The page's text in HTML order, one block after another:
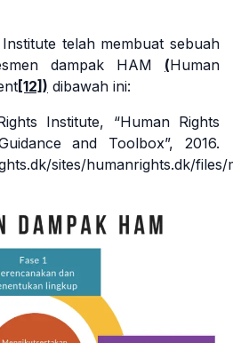
telah membuat sebuah
dampak HAM (Human
[12]) dibawah ini:
Institute, “Human Rights
and Toolbox”, 2016.
sites/humanrights.dk/files/